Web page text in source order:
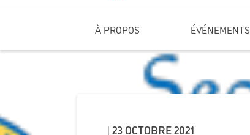
À PROPOS ÉVÉNEMENTS
| 23 OCTOBRE 2021